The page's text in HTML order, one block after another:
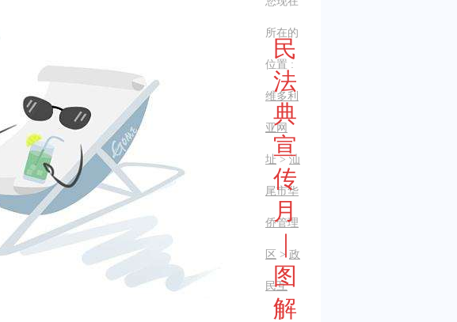
所在的
位置 :
维多利
亚网
址>汕
尾市华
侨管理
区 > 政
民互
民
法
典
宣
传
月
｜
图
解